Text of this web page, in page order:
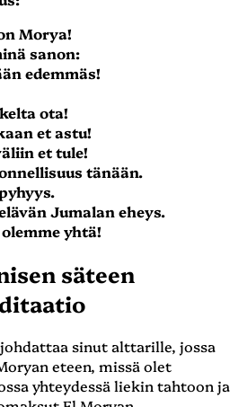
Morya!
sanon:
edemmäs!
ota!
et astu!
et tule!
tänään.
Jumalan eheys.
yhtä!
säteen
sinut alttarille, jossa
eteen, missä olet
yhteydessä liekin tahtoon ja